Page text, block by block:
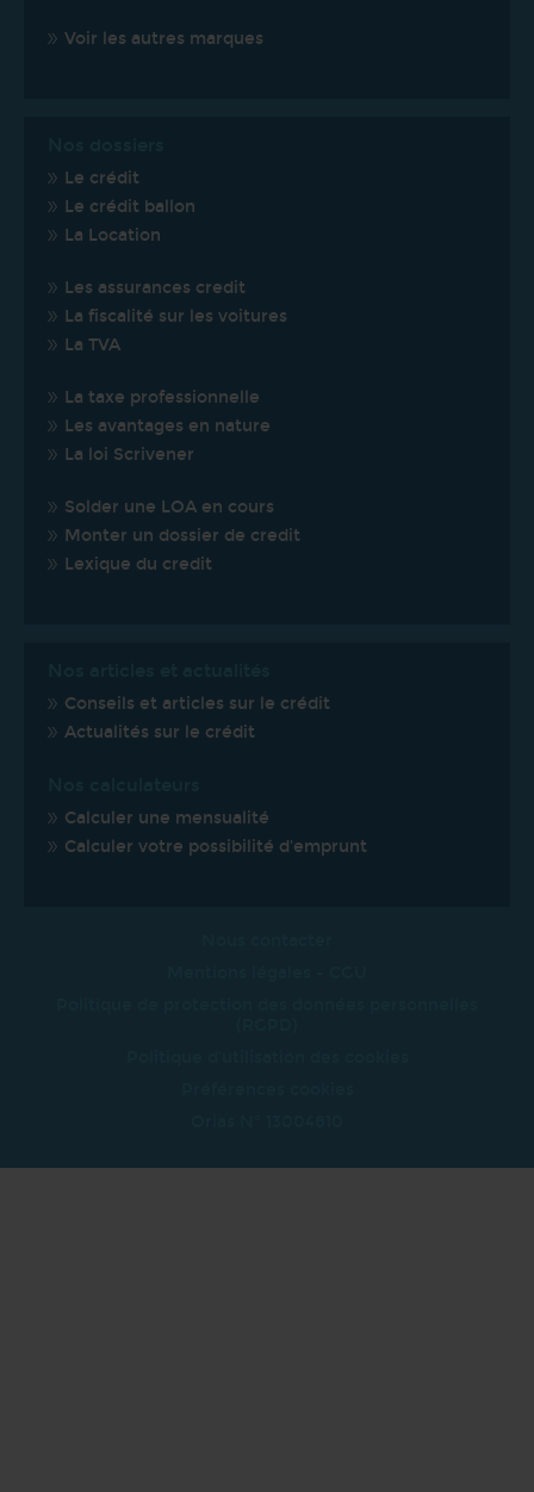
Voir les autres marques
Le crédit
Le crédit ballon
La Location
Les assurances credit
La fiscalité sur les voitures
La TVA
La taxe professionnelle
Les avantages en nature
La loi Scrivener
Solder une LOA en cours
Monter un dossier de credit
Lexique du credit
Conseils et articles sur le crédit
Actualités sur le crédit
Calculer une mensualité
Calculer votre possibilité d'emprunt